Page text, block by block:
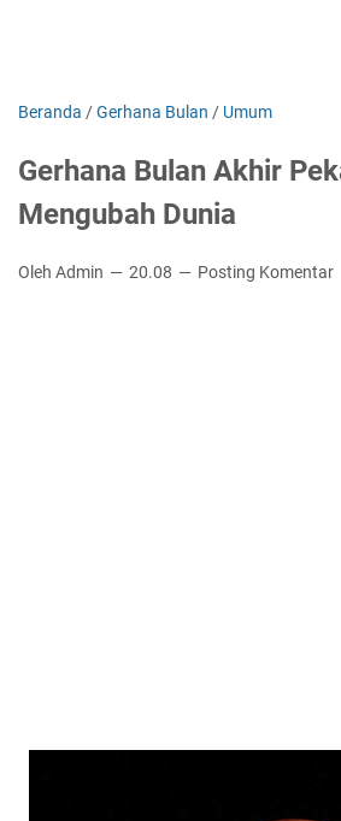
Beranda /Gerhana Bulan / Umum
Gerhana Bulan Akhir
Mengubah Dunia
Oleh Admin 20.08 Posting Komentar